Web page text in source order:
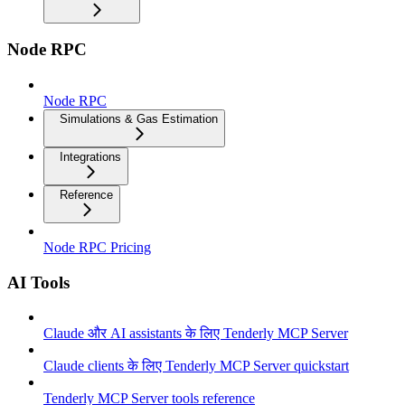
Node RPC
Node RPC
Simulations & Gas Estimation
Integrations
Reference
Node RPC Pricing
AI Tools
Claude और AI assistants के लिए Tenderly MCP Server
Claude clients के लिए Tenderly MCP Server quickstart
Tenderly MCP Server tools reference